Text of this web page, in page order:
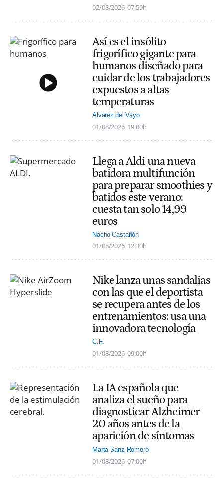
02/08/2026 07:59h
Así es el insólito
frigorífico gigante para
humanos diseñado para
cuidar de los trabajadores
expuestos a altas
temperaturas
Alvarez del Vayo
01/08/2026 19:00h
Llega a Aldi una nueva
batidora multifunción
para preparar smoothies y
batidos este verano:
cuesta tan solo 14,99
euros
Nacho Castañón
01/08/2026 12:30h
Nike lanza unas sandalias
con las que el deportista
se recupera antes de los
entrenamientos: usa una
innovadora tecnología
C.F.
01/08/2026 09:00h
La IA española que
analiza el sueño para
diagnosticar Alzheimer
20 años antes de la
aparición de síntomas
Marta Sanz Romero
01/08/2026 07:00h